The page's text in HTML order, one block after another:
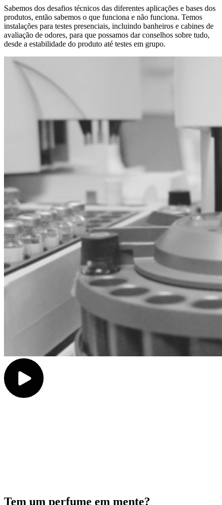
Sabemos dos desafios técnicos das diferentes aplicações e bases dos
produtos, então sabemos o que funciona e não funciona. Temos
instalações para testes presenciais, incluindo banheiros e cabines de
avaliação de odores, para que possamos dar conselhos sobre tudo,
desde a estabilidade do produto até testes em grupo.
Tem um perfume em mente?